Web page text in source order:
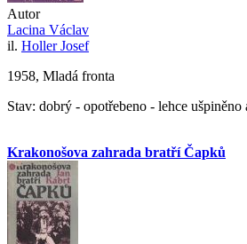
Autor
Lacina Václav
il. Holler Josef
1958, Mladá fronta
Stav: dobrý - opotřebeno - lehce ušpiněno
Krakonošova zahrada bratří Čapků